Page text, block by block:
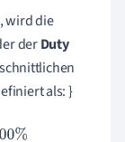
wird die
derDuty
als: }
%